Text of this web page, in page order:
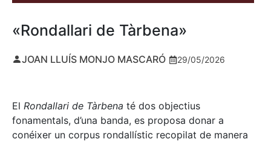
«Rondallari de Tàrbena»
JOAN LLUÍS MONJO MASCARÓ 29/05/2026
El Rondallari de Tàrbena té dos objectius
fonamentals, d’una banda, es proposa donar a
conéixer un corpus rondallístic recopilat de manera